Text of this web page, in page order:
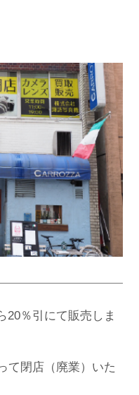
20％引にて販売しま
て閉店（廃業）いた